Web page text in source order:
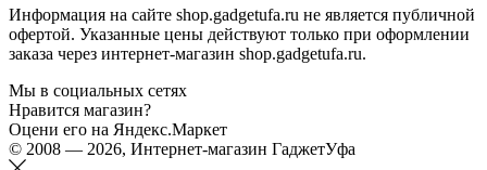
Информация на сайте shop.gadgetufa.ru не является публичной
офертой. Указанные цены действуют только при оформлении
заказа через интернет-магазин shop.gadgetufa.ru.
Мы в социальных сетях
Нравится магазин?
Оцени его на Яндекс.Маркет
© 2008 — 2026, Интернет-магазин ГаджетУфа